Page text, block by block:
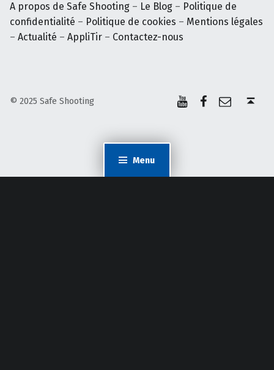
Menu
A propos de Safe Shooting – Le Blog – Politique de
confidentialité – Politique de cookies – Mentions légales
– Actualité – AppliTir – Contactez-nous
© 2025 Safe Shooting